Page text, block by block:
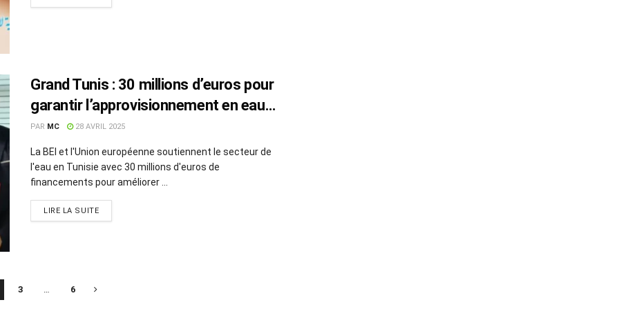
Grand Tunis : 30 millions d’euros pour
garantir l’approvisionnement en eau
face au changement climatique
PAR MC 28 AVRIL 2025
La BEI et l'Union européenne soutiennent le secteur de
l'eau en Tunisie avec 30 millions d'euros de
financements pour améliorer ...
LIRE LA SUITE
3 6